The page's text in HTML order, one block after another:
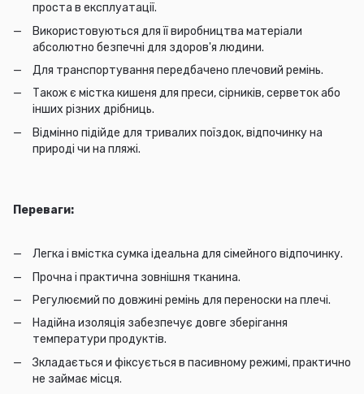
проста в експлуатації.
Використовуються для її виробництва матеріали
абсолютно безпечні для здоров'я людини.
Для транспортування передбачено плечовий ремінь.
Також є містка кишеня для преси, сірників, серветок або
інших різних дрібниць.
Відмінно підійде для тривалих поїздок, відпочинку на
природі чи на пляжі.
Переваги:
Легка і вмістка сумка ідеальна для сімейного відпочинку.
Прочна і практична зовнішня тканина.
Регулюємий по довжині ремінь для переноски на плечі.
Надійна изоляція забезпечує довге зберігання
температури продуктів.
Зкладається и фіксується в пасивному режимі, практично
не займає місця.